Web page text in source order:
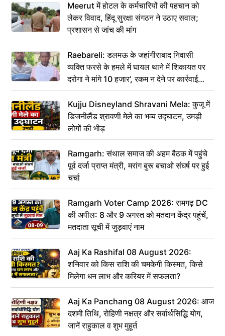
Meerut में होटल के कर्मचारियों की पहचान को
लेकर विवाद, हिंदू सुरक्षा संगठन ने उठाए सवाल;
प्रशासन से जांच की मांग
Raebareli: डलमऊ के जहांगीराबाद निवासी
व्यक्ति फरसे के हमले में घायल थाने में शिकायत पर
दरोगा ने मांगे 10 हजार’, रकम न देने पर कार्रवाई
ठंडी!
Kujju Disneyland Shravani Mela: कुजू में
डिजनीलैंड श्रावणी मेले का भव्य उद्घाटन, उमड़ी
लोगों की भीड़
Ramgarh: संथाल समाज की अहम बैठक में पहुंचे
पूर्व दर्जा प्राप्त मंत्री, मरांग बुरू बचाओ संघर्ष पर हुई
चर्चा
Ramgarh Voter Camp 2026: रामगढ़ DC
की अपील: 8 और 9 अगस्त को मतदान केंद्र पहुंचें,
मतदाता सूची में जुड़वाएं नाम
Aaj Ka Rashifal 08 August 2026:
शनिवार को किस राशि की चमकेगी किस्मत, किसे
मिलेगा धन लाभ और करियर में सफलता?
Aaj Ka Panchang 08 August 2026: आज
दशमी तिथि, रोहिणी नक्षत्र और सर्वार्थसिद्धि योग,
जानें राहुकाल व शुभ मुहूर्त